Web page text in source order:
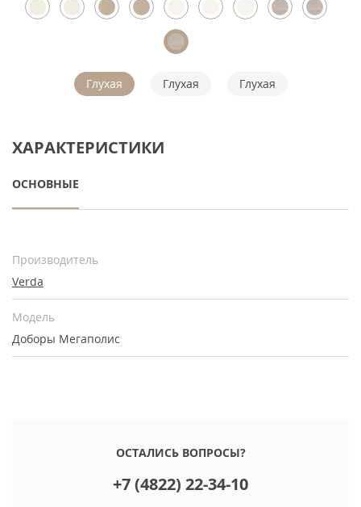
Глухая Глухая Глухая
ХАРАКТЕРИСТИКИ
ОСНОВНЫЕ
Производитель
Verda
Модель
Доборы Мегаполис
ОСТАЛИСЬ ВОПРОСЫ?
+7 (4822) 22-34-10